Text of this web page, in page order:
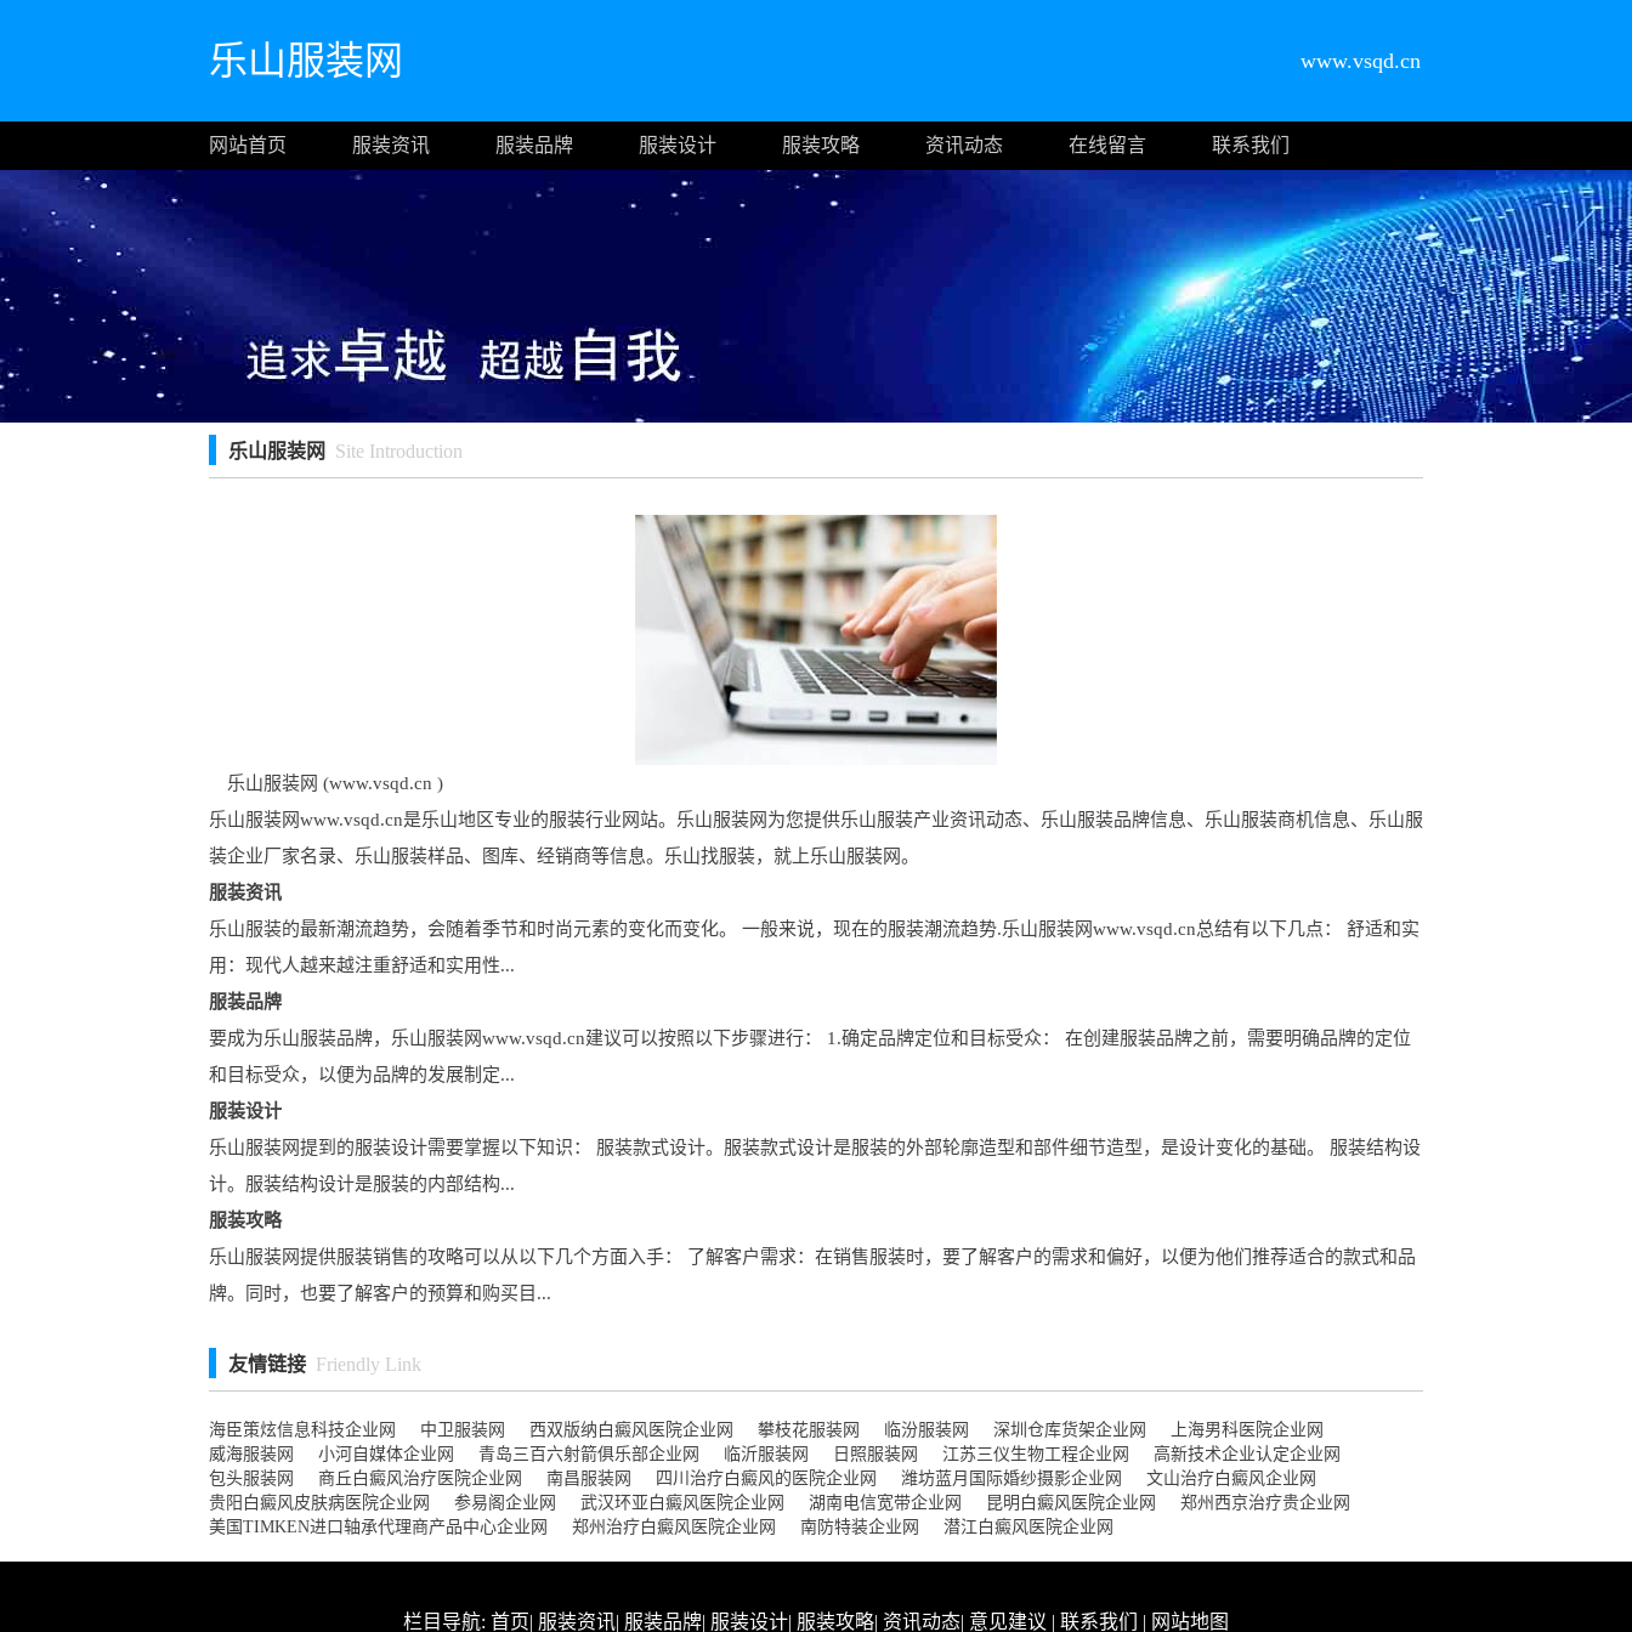
乐山服装网 www.vsqd.cn
网站首页 服装资讯 服装品牌 服装设计 服装攻略 资讯动态 在线留言 联系我们
乐山服装网 Site Introduction
乐山服装网 (www.vsqd.cn )
乐山服装网www.vsqd.cn是乐山地区专业的服装行业网站。乐山服装网为您提供乐山服装产业资讯动态、乐山服装品牌信息、乐山服装商机信息、乐山服
装企业厂家名录、乐山服装样品、图库、经销商等信息。乐山找服装，就上乐山服装网。
服装资讯
乐山服装的最新潮流趋势，会随着季节和时尚元素的变化而变化。 一般来说，现在的服装潮流趋势.乐山服装网www.vsqd.cn总结有以下几点： 舒适和实
用：现代人越来越注重舒适和实用性...
服装品牌
要成为乐山服装品牌，乐山服装网www.vsqd.cn建议可以按照以下步骤进行： 1.确定品牌定位和目标受众： 在创建服装品牌之前，需要明确品牌的定位
和目标受众，以便为品牌的发展制定...
服装设计
乐山服装网提到的服装设计需要掌握以下知识： 服装款式设计。服装款式设计是服装的外部轮廓造型和部件细节造型，是设计变化的基础。 服装结构设
计。服装结构设计是服装的内部结构...
服装攻略
乐山服装网提供服装销售的攻略可以从以下几个方面入手： 了解客户需求：在销售服装时，要了解客户的需求和偏好，以便为他们推荐适合的款式和品
牌。同时，也要了解客户的预算和购买目...
友情链接 Friendly Link
海臣策炫信息科技企业网 中卫服装网 西双版纳白癜风医院企业网 攀枝花服装网 临汾服装网 深圳仓库货架企业网
上海男科医院企业网
威海服装网
小河自媒体企业网 青岛三百六射箭俱乐部企业网 临沂服装网 日照服装网 江苏三仪生物工程企业网
高新技术企业认定企业网
包头服装网
商丘白癜风治疗医院企业网 南昌服装网 四川治疗白癜风的医院企业网 潍坊蓝月国际婚纱摄影企业网
文山治疗白癜风企业网
贵阳白癜风皮肤病医院企业网
参易阁企业网 武汉环亚白癜风医院企业网 湖南电信宽带企业网 昆明白癜风医院企业网
郑州西京治疗贵企业网
美国TIMKEN进口轴承代理商产品中心企业网
郑州治疗白癜风医院企业网 南防特装企业网 潜江白癜风医院企业网
栏目导航: 首页| 服装资讯| 服装品牌| 服装设计| 服装攻略| 资讯动态| 意见建议 | 联系我们 | 网站地图